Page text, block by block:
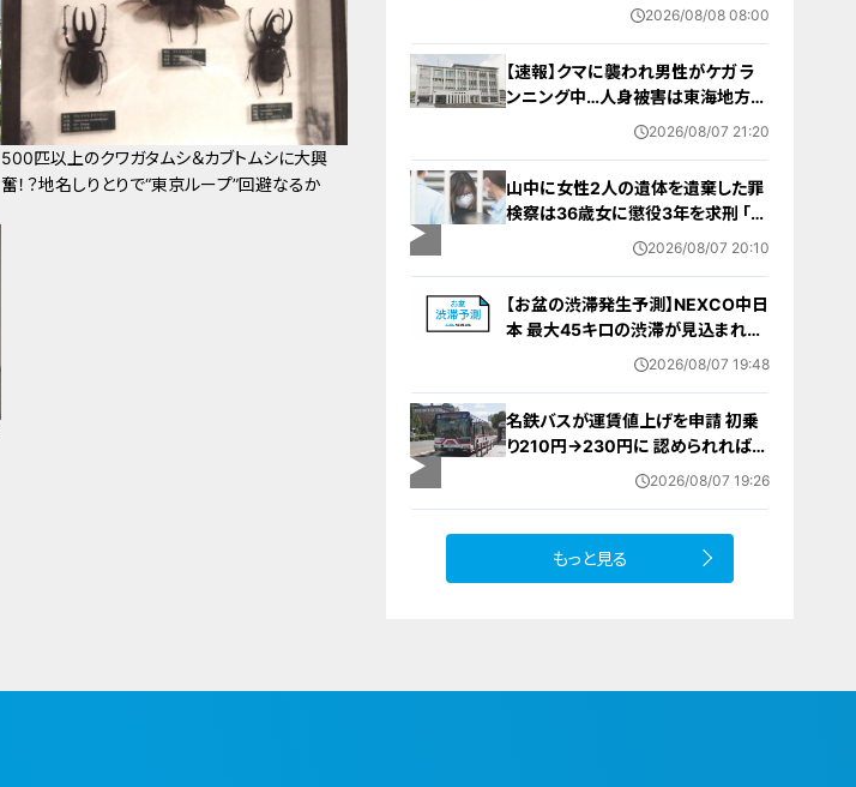
500匹以上のクワガタムシ＆カブトムシに大興
奮！？地名しりとりで“東京ループ”回避なるか
に終了 8月以降起こりうるマイナ保
2026/08/08 08:00
【速報】クマに襲われ男性がケガ ラ
ンニング中…人身被害は東海地方で
今シーズン初めて 岐阜県高山市
2026/08/07 21:20
山中に女性2人の遺体を遺棄した罪
検察は36歳女に懲役3年を求刑 ｢遺
棄時に近くに居続けたこと自体が重
2026/08/07 20:10
【お盆の渋滞発生予測】NEXCO中日
本 最大45キロの渋滞が見込まれる
区間も… 中央道・東名・新東名・東名
2026/08/07 19:48
名鉄バスが運賃値上げを申請 初乗
り210円→230円に 認められれば
12月から全路線で平均1割程度の値
2026/08/07 19:26
もっと見る